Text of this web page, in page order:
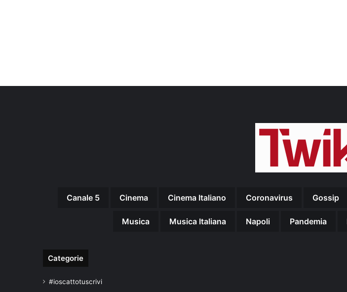
Canale 5 Cinema Cinema Italiano Coronavirus Gossip
Musica Musica Italiana Napoli Pandemia
Categorie
#ioscattotuscrivi